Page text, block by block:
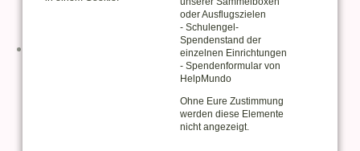
oder Ausflugszielen
- Schulengel-
Spendenstand der
einzelnen Einrichtungen
- Spendenformular von
HelpMundo
Ohne Eure Zustimmung
werden diese Elemente
nicht angezeigt.